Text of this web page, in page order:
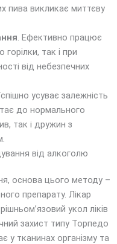
пива викликає миттєву
. Ефективно працює
горілки, так і при
від небезпечних
усуває залежність
до нормального
так і дружин з
від алкоголю
основа цього методу –
препарату. Лікар
укол ліків
захист типу Торпедо
у тканинах організму та